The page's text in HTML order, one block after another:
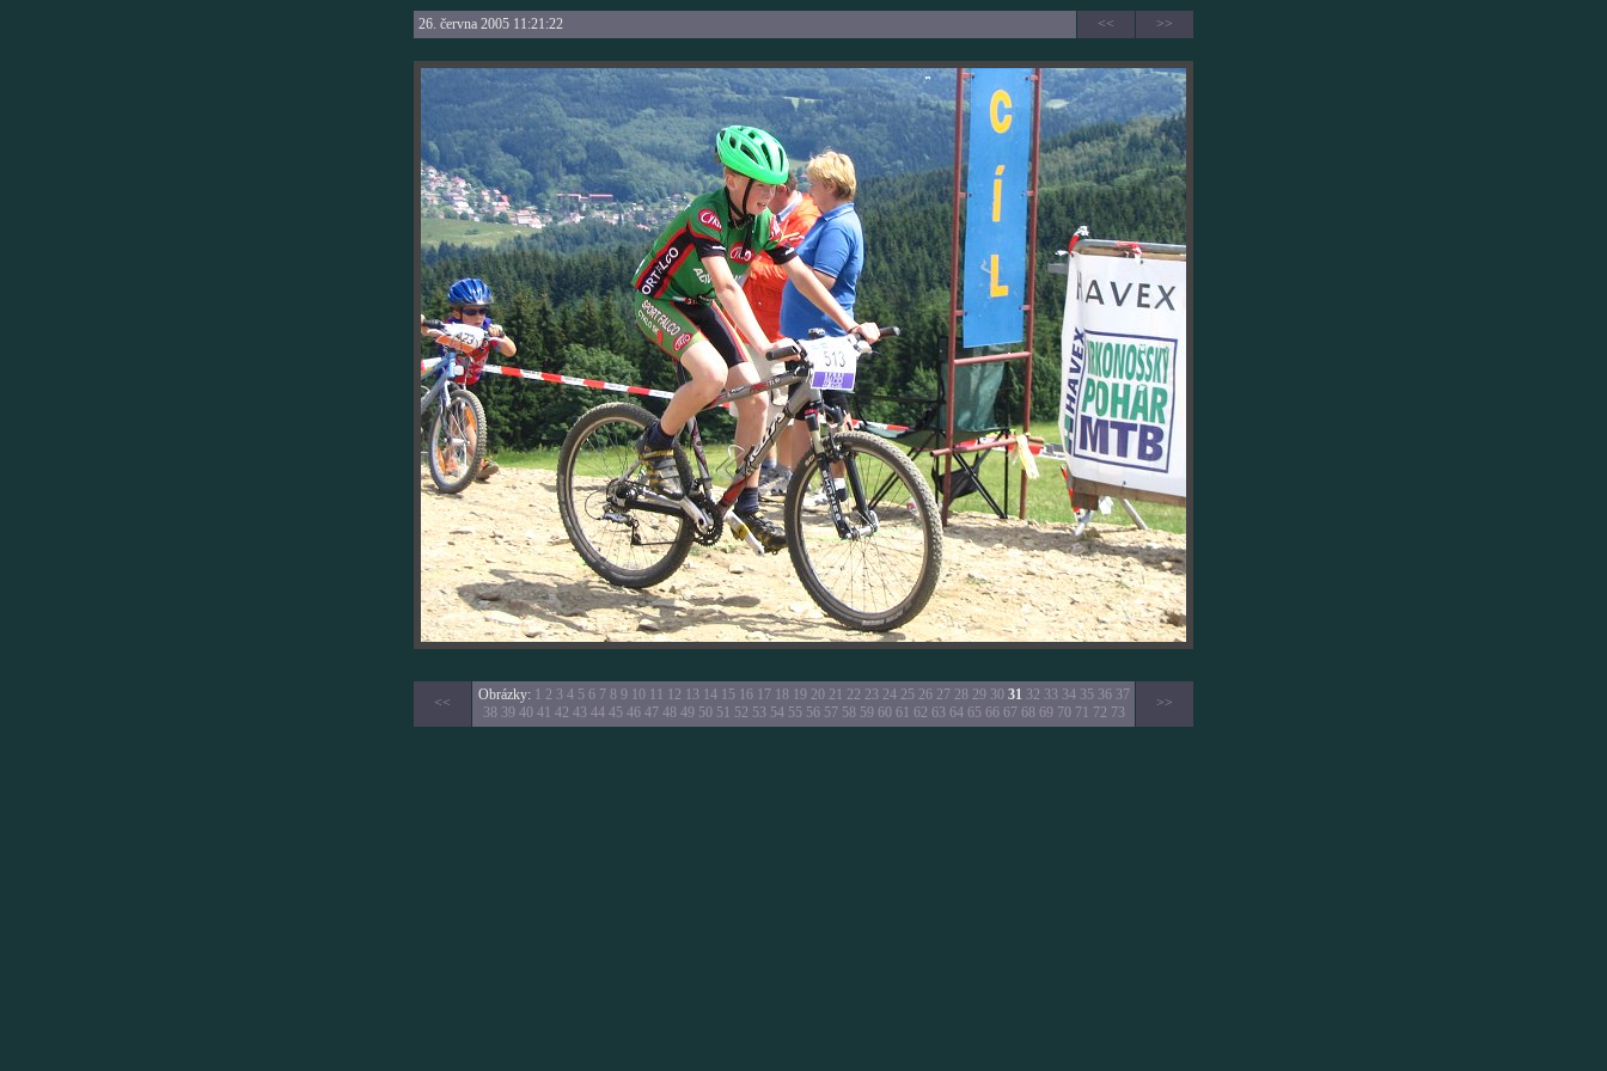
26. června 2005 11:21:22 << >>
<< Obrázky: 1 2 3 4 5 6 7 8 9 10 11 12 13 14 15 16 17 18 19 20 21 22 23 24 25 26 27 28 29 30 31 32 33 34 35 36 37
38 39 40 41 42 43 44 45 46 47 48 49 50 51 52 53 54 55 56 57 58 59 60 61 62 63 64 65 66 67 68 69 70 71 72 73
>>